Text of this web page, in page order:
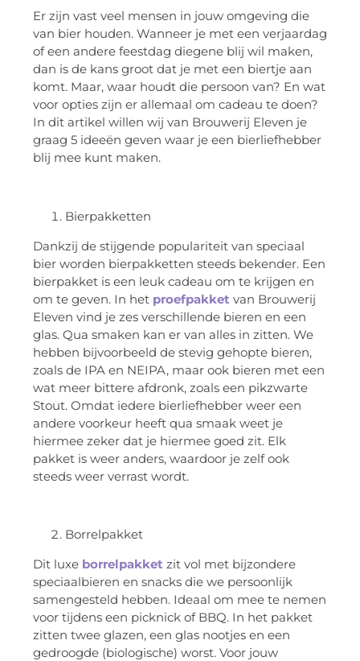
Er zijn vast veel mensen in jouw omgeving die
van bier houden. Wanneer je met een verjaardag
of een andere feestdag diegene blij wil maken,
dan is de kans groot dat je met een biertje aan
komt. Maar, waar houdt die persoon van? En wat
voor opties zijn er allemaal om cadeau te doen?
In dit artikel willen wij van Brouwerij Eleven je
graag 5 ideeën geven waar je een bierliefhebber
blij mee kunt maken.
Bierpakketten
Dankzij de stijgende populariteit van speciaal
bier worden bierpakketten steeds bekender. Een
bierpakket is een leuk cadeau om te krijgen en
om te geven. In het proefpakket van Brouwerij
Eleven vind je zes verschillende bieren en een
glas. Qua smaken kan er van alles in zitten. We
hebben bijvoorbeeld de stevig gehopte bieren,
zoals de IPA en NEIPA, maar ook bieren met een
wat meer bittere afdronk, zoals een pikzwarte
Stout. Omdat iedere bierliefhebber weer een
andere voorkeur heeft qua smaak weet je
hiermee zeker dat je hiermee goed zit. Elk
pakket is weer anders, waardoor je zelf ook
steeds weer verrast wordt.
Borrelpakket
Dit luxe borrelpakket zit vol met bijzondere
speciaalbieren en snacks die we persoonlijk
samengesteld hebben. Ideaal om mee te nemen
voor tijdens een picknick of BBQ. In het pakket
zitten twee glazen, een glas nootjes en een
gedroogde (biologische) worst. Voor jouw